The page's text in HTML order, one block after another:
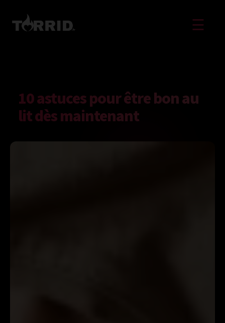
☰
10 astuces pour être bon au
lit dès maintenant